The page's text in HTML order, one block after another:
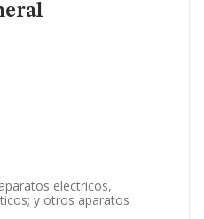
electricos,
y otros aparatos